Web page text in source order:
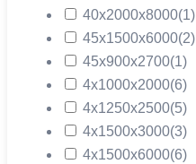
40х2000х8000(1)
45х1500х6000(2)
45х900х2700(1)
4х1000х2000(6)
4х1250х2500(5)
4х1500х3000(3)
4х1500х6000(6)